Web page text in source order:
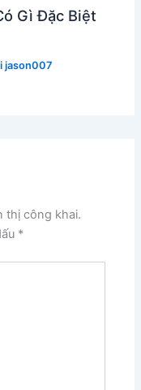
Gì Đặc Biệt
jason007
thị công khai.
*